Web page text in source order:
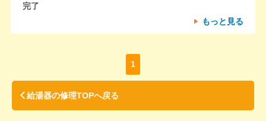
完了
もっと見る
1
給湯器の修理TOPへ戻る